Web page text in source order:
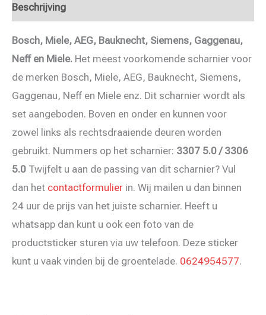
Beschrijving
Bosch, Miele, AEG, Bauknecht, Siemens, Gaggenau,
Neff en Miele. Het meest voorkomende scharnier voor
de merken Bosch, Miele, AEG, Bauknecht, Siemens,
Gaggenau, Neff en Miele enz. Dit scharnier wordt als
set aangeboden. Boven en onder en kunnen voor
zowel links als rechtsdraaiende deuren worden
gebruikt. Nummers op het scharnier: 3307 5.0 / 3306
5.0 Twijfelt u aan de passing van dit scharnier? Vul
dan het contactformulier in. Wij mailen u dan binnen
24 uur de prijs van het juiste scharnier. Heeft u
whatsapp dan kunt u ook een foto van de
productsticker sturen via uw telefoon. Deze sticker
kunt u vaak vinden bij de groentelade. 0624954577.